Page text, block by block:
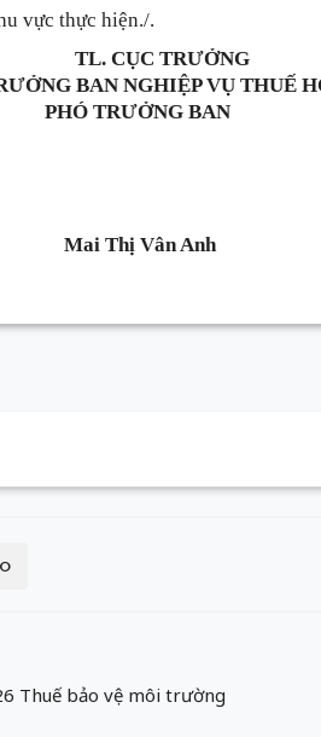
vực thực hiện./.
TL. CỤC TRƯỞNG
BAN NGHIỆP VỤ THUẾ
PHÓ TRƯỞNG BAN
Mai Thị Vân Anh
Thuế bảo vệ môi trường